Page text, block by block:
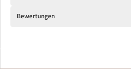
Bewertungen